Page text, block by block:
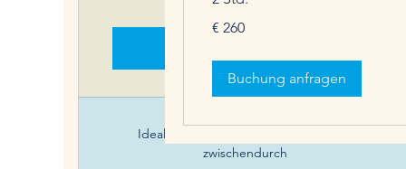
Ideal für deine kleine Erholungsphase
zwischendurch
Euro
€ 260
Buchung anfragen